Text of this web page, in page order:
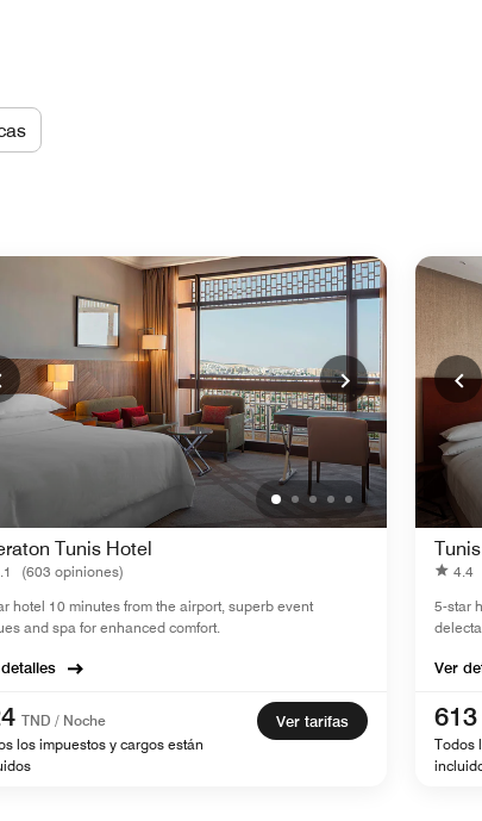
Tunis Hotel
(603 opiniones)
hotel 10 minutes from the airport, superb event
and spa for enhanced comfort.
TND / Noche
los impuestos y cargos están
Ver tarifas
4.4
5-star
Ver
613
Todos